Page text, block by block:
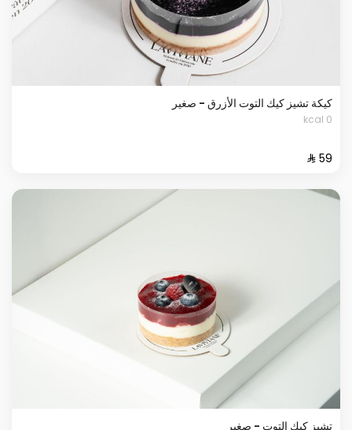
كيكة تشيز كيك التوت الأزرق - صغير
0 kcal
تشيز كيك التوت - صغير